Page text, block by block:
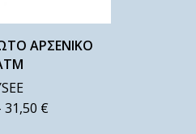
ΑΡΣΕΝΙΚΟ
31,50 €